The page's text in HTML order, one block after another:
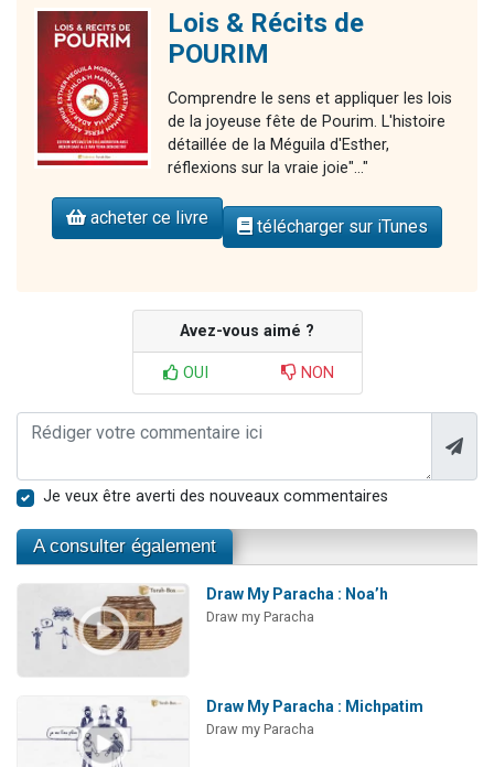
Lois & Récits de
POURIM
Comprendre le sens et appliquer les lois
de la joyeuse fête de Pourim. L'histoire
détaillée de la Méguila d'Esther,
réflexions sur la vraie joie"..."
acheter ce livre télécharger sur iTunes
Avez-vous aimé ?
OUI NON
Je veux être averti des nouveaux commentaires
A consulter également
Draw My Paracha : Noa’h
Draw my Paracha
Draw My Paracha : Michpatim
Draw my Paracha